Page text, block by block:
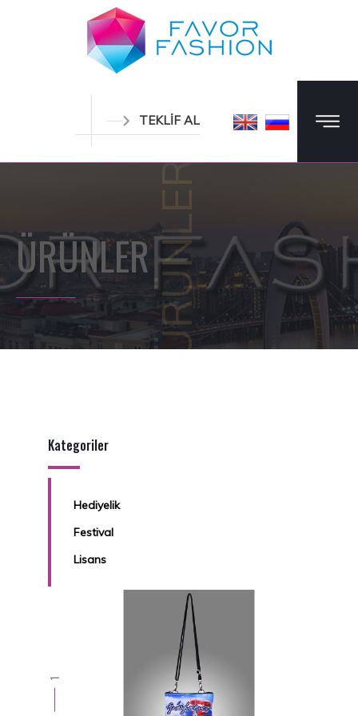
TEKLİF AL
ÜRÜNLER
ÜRÜNLER
Kategoriler
Hediyelik
Festival
Lisans
1